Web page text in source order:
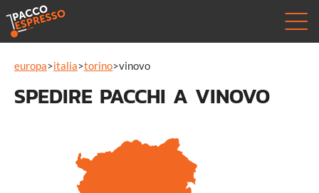
europa>italia>torino>vinovo
SPEDIRE PACCHI A VINOVO